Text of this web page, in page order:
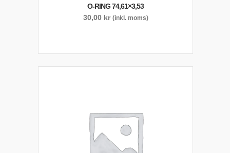
O-RING 74,61×3,53
30,00 kr (inkl. moms)